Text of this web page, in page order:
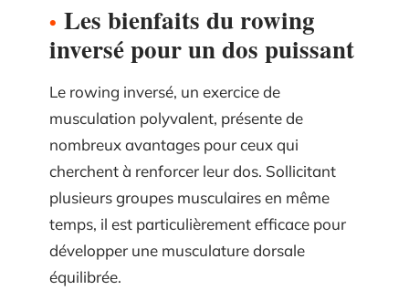
Les bienfaits du rowing
inversé pour un dos puissant
Le rowing inversé, un exercice de
musculation polyvalent, présente de
nombreux avantages pour ceux qui
cherchent à renforcer leur dos. Sollicitant
plusieurs groupes musculaires en même
temps, il est particulièrement efficace pour
développer une musculature dorsale
équilibrée.